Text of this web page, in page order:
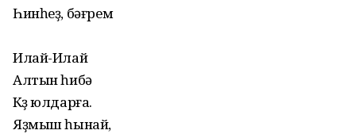
Һинһеҙ, бәғрем
Илай-Илай
Алтын һибә
Көҙ юлдарға.
Яҙмыш һынай,